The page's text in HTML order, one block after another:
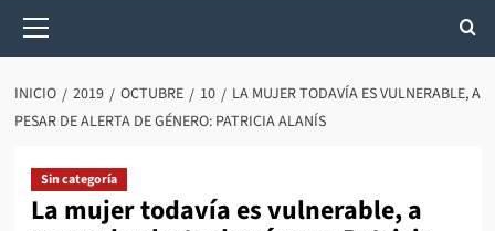
principal
INICIO 2019 OCTUBRE 10
LA MUJER TODAVÍA ES VULNERABLE, A
PESAR DE ALERTA DE GÉNERO: PATRICIA ALANÍS
Sin categoría
La mujer todavía es vulnerable, a